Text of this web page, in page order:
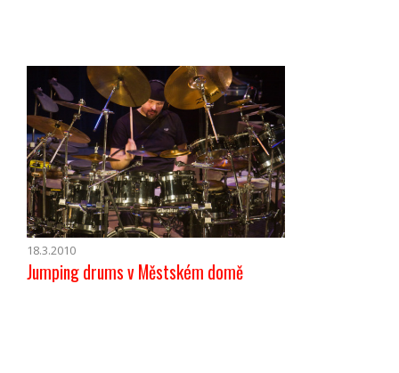
18.3.2010
Jumping drums v Městském domě